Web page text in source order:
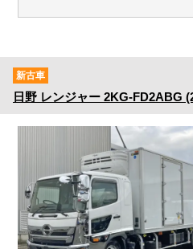
新古車
日野 レンジャー 2KG-FD2ABG